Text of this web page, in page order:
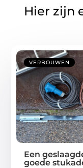
Hier zijn
VERBOUWEN
Een
goede